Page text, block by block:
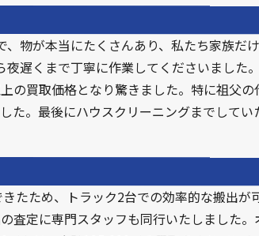
物が本当にたくさんあり、私たち家族だ
遅くまで丁寧に作業してくださいました
の買取価格となり驚きました。特に祖父の
た。最後にハウスクリーニングまでしてい
たため、トラック2台での効率的な搬出が
査定に専門スタッフも同行いたしました。